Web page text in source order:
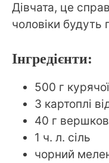
Дівчата, це
чоловіки будуть
Інгредієнти:
500 г
3 картоплі
40 г
1 ч. л. сіль
чорний